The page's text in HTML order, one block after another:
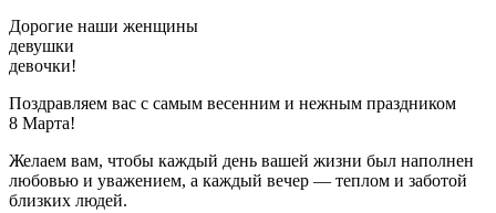
Дорогие наши женщины
девушки
девочки!
Поздравляем вас с самым весенним и нежным праздником
8 Марта!
Желаем вам, чтобы каждый день вашей жизни был наполнен
любовью и уважением, а каждый вечер — теплом и заботой
близких людей.